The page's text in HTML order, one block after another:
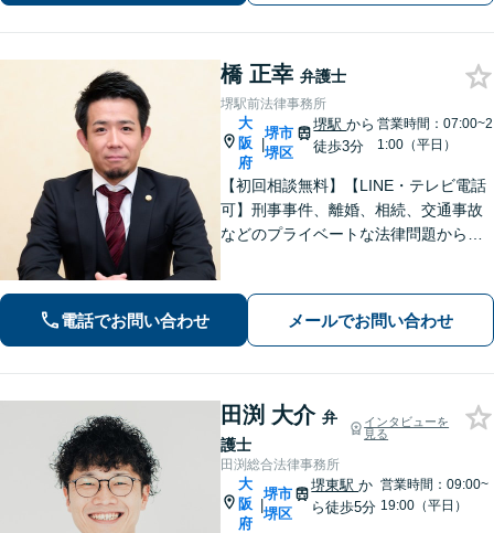
橋 正幸 弁護士
堺駅前法律事務所
大
阪
府
|
堺市
堺区
堺駅から
徒歩3分
営業時間：07:00~2
1:00（平日）
【初回相談無料】【LINE・テレビ電話
可】刑事事件、離婚、相続、交通事故
などのプライベートな法律問題から、
広く対応。トラブル解決のための身近
な相談相手として、お気軽にご連絡く
電話でお問い合わせ メールでお問い合わせ
田渕 大介 弁
護士
インタビューを
見る
田渕総合法律事務所
大
阪
府
|
堺市
堺区
堺東駅か
ら徒歩5分
営業時間：09:00~
19:00（平日）